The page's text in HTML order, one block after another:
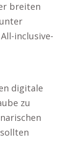
breiten
inclusive-
digitale
zu